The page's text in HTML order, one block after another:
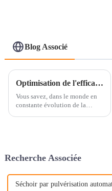
Blog Associé
Optimisation de l'efficacité : comment le mélangeur à bacs révolutionne la fabrication pharmaceutique en 2023
Vous savez, dans le monde en
constante évolution de la
Recherche Associée
Séchoir par pulvérisation